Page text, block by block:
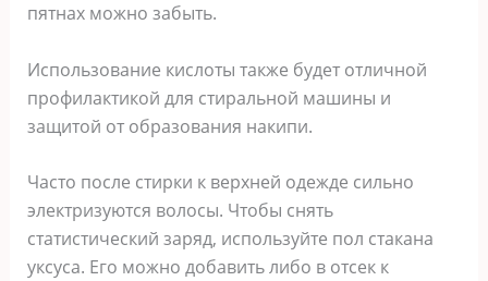
пятнах можно забыть.
Использование кислоты также будет отличной
профилактикой для стиральной машины и
защитой от образования накипи.
Часто после стирки к верхней одежде сильно
электризуются волосы. Чтобы снять
статистический заряд, используйте пол стакана
уксуса. Его можно добавить либо в отсек к